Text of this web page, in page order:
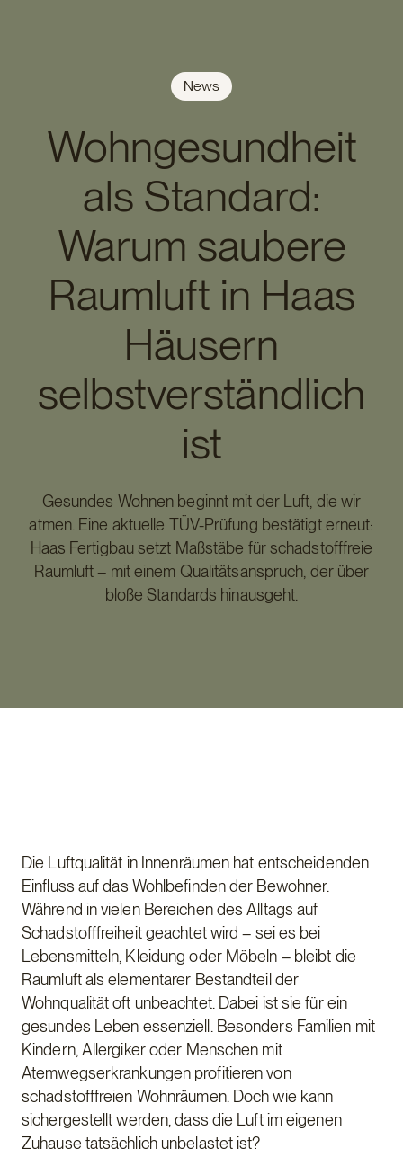
News
Wohngesundheit
als Standard:
Warum saubere
Raumluft in Haas
Häusern
selbstverständlich
ist
Gesundes Wohnen beginnt mit der Luft, die wir
atmen. Eine aktuelle TÜV-Prüfung bestätigt erneut:
Haas Fertigbau setzt Maßstäbe für schadstofffreie
Raumluft – mit einem Qualitätsanspruch, der über
bloße Standards hinausgeht.
Die Luftqualität in Innenräumen hat entscheidenden
Einfluss auf das Wohlbefinden der Bewohner.
Während in vielen Bereichen des Alltags auf
Schadstofffreiheit geachtet wird – sei es bei
Lebensmitteln, Kleidung oder Möbeln – bleibt die
Raumluft als elementarer Bestandteil der
Wohnqualität oft unbeachtet. Dabei ist sie für ein
gesundes Leben essenziell. Besonders Familien mit
Kindern, Allergiker oder Menschen mit
Atemwegserkrankungen profitieren von
schadstofffreien Wohnräumen. Doch wie kann
sichergestellt werden, dass die Luft im eigenen
Zuhause tatsächlich unbelastet ist?